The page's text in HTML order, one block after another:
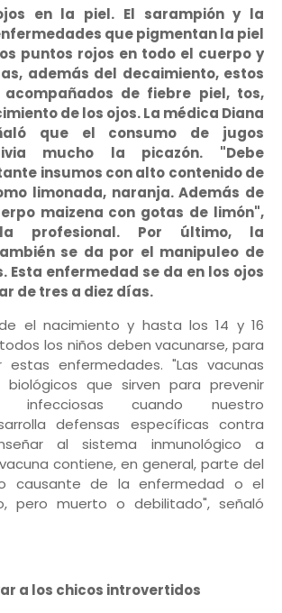
en la piel. El sarampión y la
que pigmentan la piel
puntos rojos en todo el cuerpo y
además del decaimiento, estos
acompañados de fiebre piel, tos,
de los ojos. La médica Diana
que el consumo de jugos
mucho la picazón. "Debe
insumos con alto contenido de
limonada, naranja. Además de
maizena con gotas de limón",
la profesional. Por último, la
se da por el manipuleo de
Esta enfermedad se da en los ojos
de tres a diez días.
el nacimiento y hasta los 14 y 16
los niños deben vacunarse, para
estas enfermedades. "Las vacunas
biológicos que sirven para prevenir
infecciosas cuando nuestro
defensas específicas contra
al sistema inmunológico a
contiene, en general, parte del
causante de la enfermedad o el
pero muerto o debilitado", señaló
a los chicos introvertidos